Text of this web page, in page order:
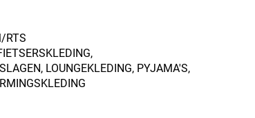
RTS
LOUNGEKLEDING, PYJAMA'S,